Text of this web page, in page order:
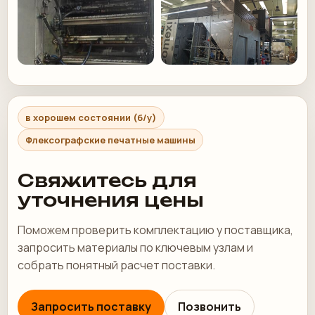
в хорошем состоянии (б/у)
Флексографские печатные машины
Свяжитесь для
уточнения цены
Поможем проверить комплектацию у поставщика,
запросить материалы по ключевым узлам и
собрать понятный расчет поставки.
Запросить поставку Позвонить